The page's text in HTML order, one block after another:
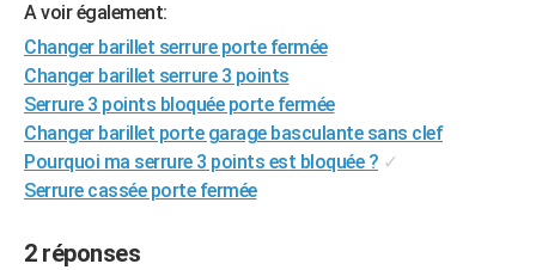
GUIDES D'ACHAT
BONS PLANS
CARTE DE VOEUX
Carte de Noël
Carte Bonne année
Carte Saint-Valentin
Carte Pâques
Carte d'anniversaire
DICTIONNAIRE
A voir également:
Changer barillet serrure porte fermée
Changer barillet serrure 3 points
Serrure 3 points bloquée porte fermée
Changer barillet porte garage basculante sans clef
Pourquoi ma serrure 3 points est bloquée ? ✓
Serrure cassée porte fermée
2 réponses